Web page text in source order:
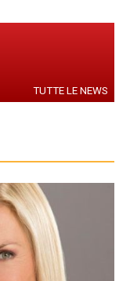
TUTTE LE NEWS